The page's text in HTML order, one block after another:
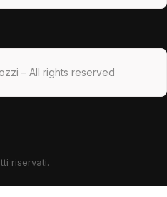
– All rights reserved
riservati.